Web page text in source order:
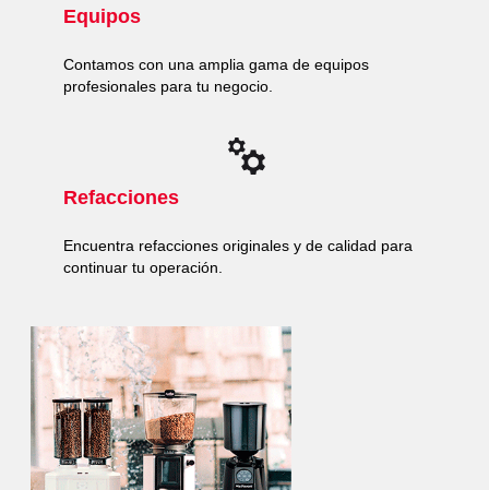
Equipos
Contamos con una amplia gama de equipos
profesionales para tu negocio.
Refacciones
Encuentra refacciones originales y de calidad para
continuar tu operación.